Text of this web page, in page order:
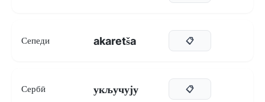
Сепеди akaretša 📋
Сербӣ укључују 📋